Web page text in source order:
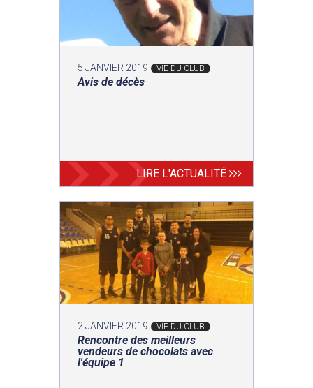
5 JANVIER 2019 VIE DU CLUB
Avis de décès
LIRE L'ACTUALITÉ
2 JANVIER 2019 VIE DU CLUB
Rencontre des meilleurs
vendeurs de chocolats avec
l'équipe 1